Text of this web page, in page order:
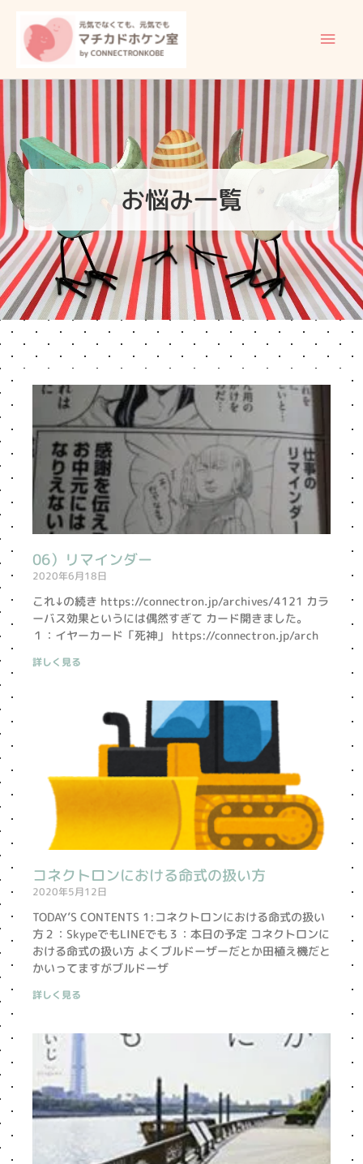
イ
ン
メ
ニ
ー
お悩み一覧
06）リマインダー
2020年6月18日
これ↓の続き https://connectron.jp/archives/4121 カラ
ーバス効果というには偶然すぎて カード開きました。
１：イヤーカード「死神」 https://connectron.jp/arch
詳しく見る
コネクトロンにおける命式の扱い方
2020年5月12日
TODAY’S CONTENTS 1:コネクトロンにおける命式の扱い
方２：SkypeでもLINEでも３：本日の予定 コネクトロンに
おける命式の扱い方 よくブルドーザーだとか田植え機だと
かいってますがブルドーザ
詳しく見る